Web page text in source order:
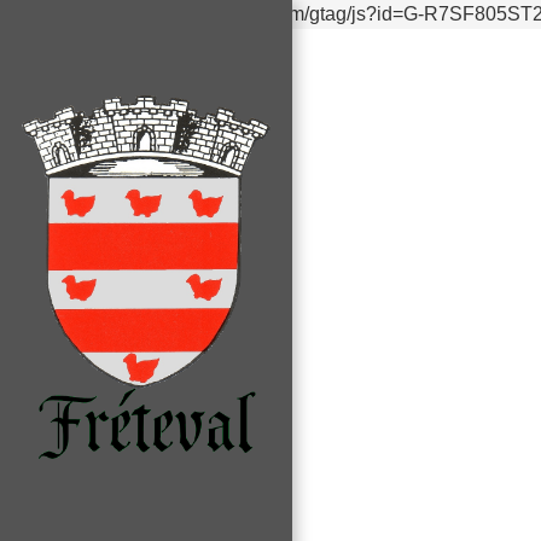
https://www.googletagmanager.com/gtag/js?id=G-R7SF805ST2